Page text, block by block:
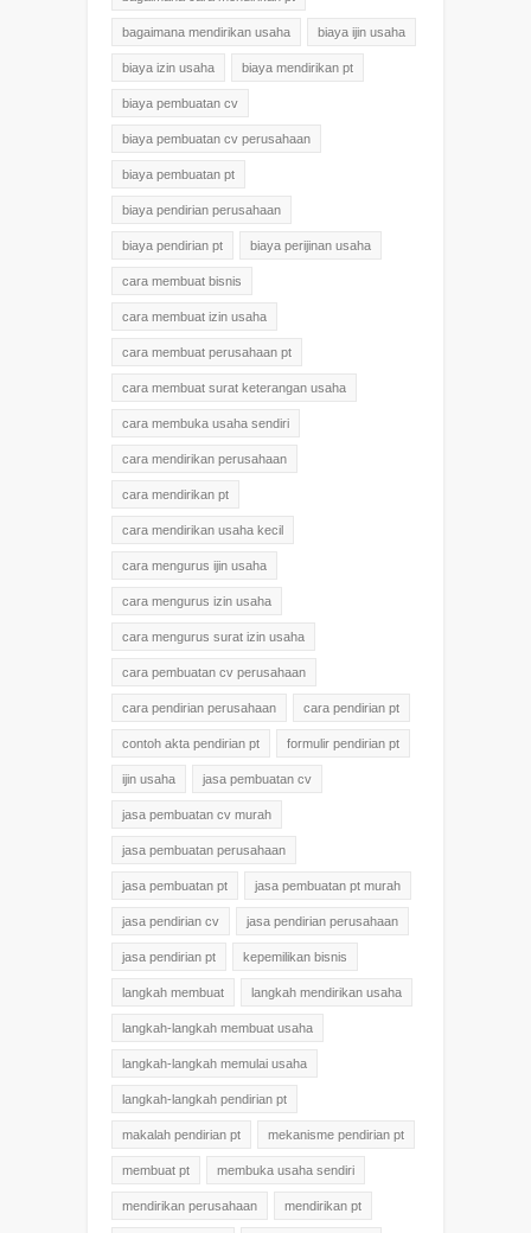
bagaimana mendirikan usaha biaya ijin usaha
biaya izin usaha biaya mendirikan pt
biaya pembuatan cv
biaya pembuatan cv perusahaan
biaya pembuatan pt
biaya pendirian perusahaan
biaya pendirian pt biaya perijinan usaha
cara membuat bisnis
cara membuat izin usaha
cara membuat perusahaan pt
cara membuat surat keterangan usaha
cara membuka usaha sendiri
cara mendirikan perusahaan
cara mendirikan pt
cara mendirikan usaha kecil
cara mengurus ijin usaha
cara mengurus izin usaha
cara mengurus surat izin usaha
cara pembuatan cv perusahaan
cara pendirian perusahaan cara pendirian pt
contoh akta pendirian pt formulir pendirian pt
ijin usaha jasa pembuatan cv
jasa pembuatan cv murah
jasa pembuatan perusahaan
jasa pembuatan pt jasa pembuatan pt murah
jasa pendirian cv jasa pendirian perusahaan
jasa pendirian pt kepemilikan bisnis
langkah membuat langkah mendirikan usaha
langkah-langkah membuat usaha
langkah-langkah memulai usaha
langkah-langkah pendirian pt
makalah pendirian pt mekanisme pendirian pt
membuat pt membuka usaha sendiri
mendirikan perusahaan mendirikan pt